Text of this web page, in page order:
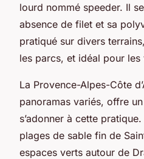
lourd nommé speeder. Il
absence de filet et sa
pratiqué sur divers
les parcs, et idéal pour
La Provence-Alpes-Côte
panoramas variés, offre
s’adonner à cette
plages de sable fin de
espaces verts autour de